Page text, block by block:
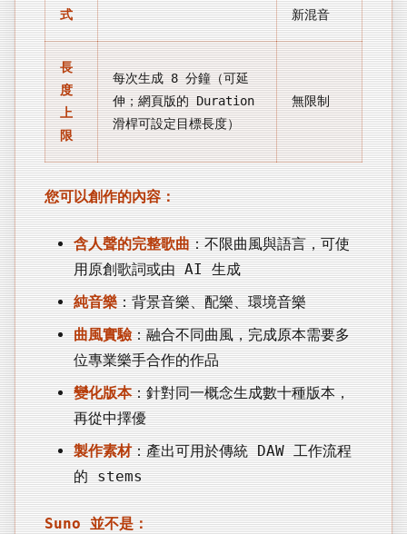
式
新混音
長
度
上
限
每次生成 8 分鐘（可延
伸；網頁版的 Duration
滑桿可設定目標長度）
無限制
您可以創作的內容：
含人聲的完整歌曲：不限曲風與語言，可使
用原創歌詞或由 AI 生成
純音樂：背景音樂、配樂、環境音樂
曲風實驗：融合不同曲風，完成原本需要多
位專業樂手合作的作品
變化版本：針對同一概念生成數十種版本，
再從中擇優
製作素材：產出可用於傳統 DAW 工作流程
的 stems
Suno 並不是：